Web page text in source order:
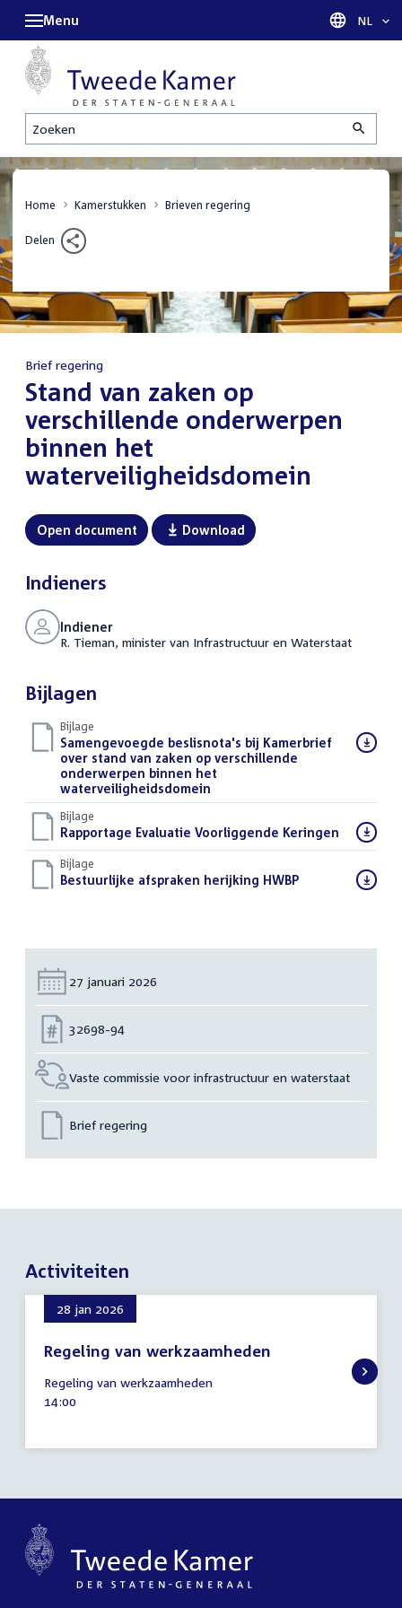
Zoeken
Menu Taal
NL
Home Kamerstukken Brieven regering
Delen
Brief regering
:Stand van zaken op
verschillende onderwerpen
binnen het
waterveiligheidsdomein
Open document Download
Indieners
Indiener
R. Tieman, minister van Infrastructuur en Waterstaat
Bijlagen
Bijlage
Download
bestand:
Samengevoegde beslisnota's bij Kamerbrief
over stand van zaken op verschillende
onderwerpen binnen het
waterveiligheidsdomein
Bijlage
Download
bestand:
Rapportage Evaluatie Voorliggende Keringen (PDF)
Bijlage
Download
Bestuurlijke afspraken herijking HWBP(PDF)
Datum:
27 januari 2026
Nummer:
32698-94
Vaste commissie voor infrastructuur en waterstaat
Brief regering
Activiteiten
28 jan 2026
Regeling van werkzaamheden
januari
2026
Regeling van werkzaamheden
Tijd
14:00